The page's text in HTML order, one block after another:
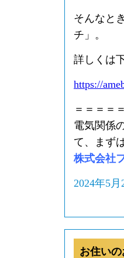
そんなと
チ」。
詳しくは
https://
＝＝＝＝
電気関係
て、まず
株式会社
2024年5月
お住い